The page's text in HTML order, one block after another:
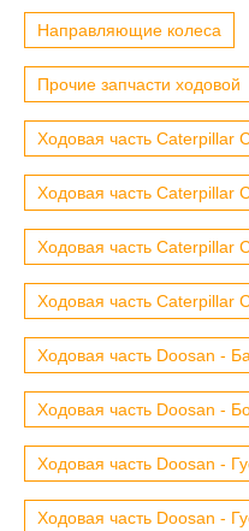
Направляющие колеса
Прочие запчасти ходовой
Ходовая часть Caterpillar
Ходовая часть Caterpillar
Ходовая часть Caterpillar
Ходовая часть Caterpillar
Ходовая часть Doosan -
Ходовая часть Doosan -
Ходовая часть Doosan -
Ходовая часть Doosan -